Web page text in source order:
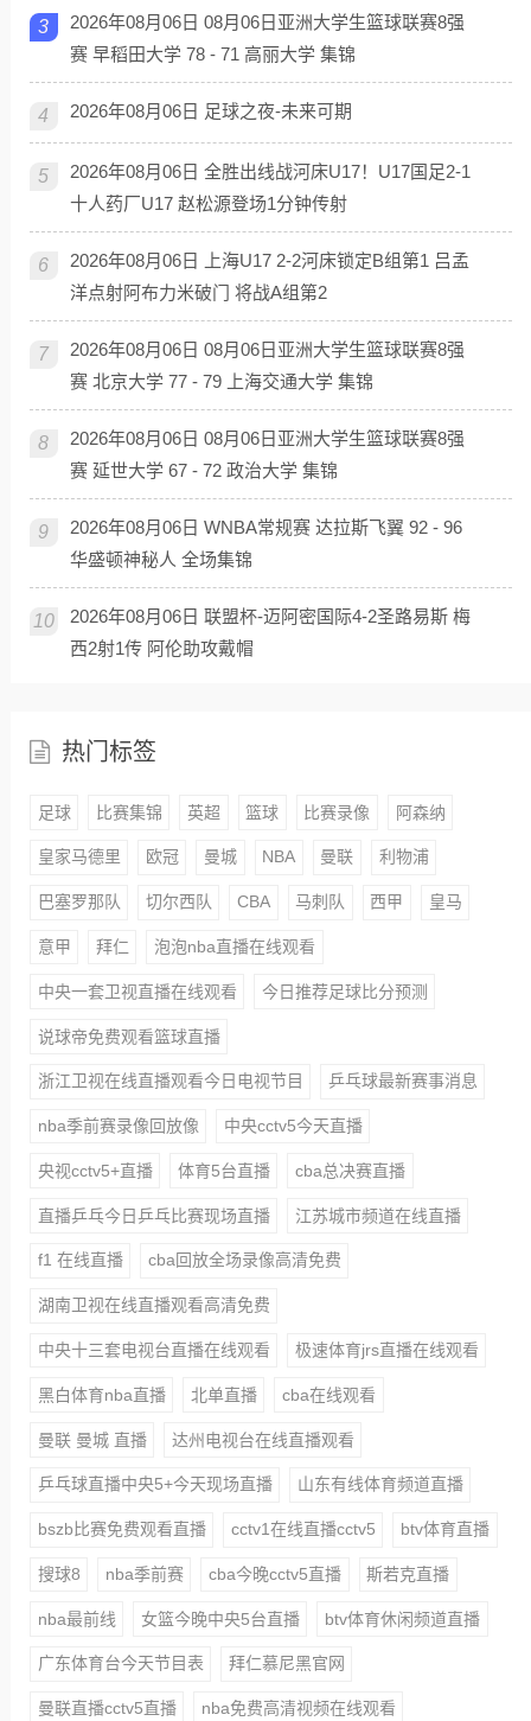
3
2026年08月06日 08月06日亚洲大学生篮球联赛8强
赛 早稻田大学 78 - 71 高丽大学 集锦
4 2026年08月06日 足球之夜-未来可期
5
2026年08月06日 全胜出线战河床U17！U17国足2-1
十人药厂U17 赵松源登场1分钟传射
6
2026年08月06日 上海U17 2-2河床锁定B组第1 吕孟
洋点射阿布力米破门 将战A组第2
7
2026年08月06日 08月06日亚洲大学生篮球联赛8强
赛 北京大学 77 - 79 上海交通大学 集锦
8
2026年08月06日 08月06日亚洲大学生篮球联赛8强
赛 延世大学 67 - 72 政治大学 集锦
9
2026年08月06日 WNBA常规赛 达拉斯飞翼 92 - 96
华盛顿神秘人 全场集锦
10
2026年08月06日 联盟杯-迈阿密国际4-2圣路易斯 梅
西2射1传 阿伦助攻戴帽
热门标签
足球 比赛集锦 英超 篮球 比赛录像 阿森纳
皇家马德里 欧冠 曼城 NBA 曼联 利物浦
巴塞罗那队 切尔西队 CBA 马刺队 西甲 皇马
意甲 拜仁 泡泡nba直播在线观看
中央一套卫视直播在线观看 今日推荐足球比分预测
说球帝免费观看篮球直播
浙江卫视在线直播观看今日电视节目 乒乓球最新赛事消息
nba季前赛录像回放像 中央cctv5今天直播
央视cctv5+直播 体育5台直播 cba总决赛直播
直播乒乓今日乒乓比赛现场直播 江苏城市频道在线直播
f1 在线直播 cba回放全场录像高清免费
湖南卫视在线直播观看高清免费
中央十三套电视台直播在线观看 极速体育jrs直播在线观看
黑白体育nba直播 北单直播 cba在线观看
曼联 曼城 直播 达州电视台在线直播观看
乒乓球直播中央5+今天现场直播 山东有线体育频道直播
bszb比赛免费观看直播 cctv1在线直播cctv5 btv体育直播
搜球8 nba季前赛 cba今晚cctv5直播 斯若克直播
nba最前线 女篮今晚中央5台直播 btv体育休闲频道直播
广东体育台今天节目表 拜仁慕尼黑官网
曼联直播cctv5直播 nba免费高清视频在线观看